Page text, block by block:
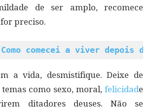
de ser amplo, recomece
preciso.
Como comecei a viver depois
a vida, desmistifique. Deixe de
como sexo, moral, felicidade
ditadores deuses. Não se